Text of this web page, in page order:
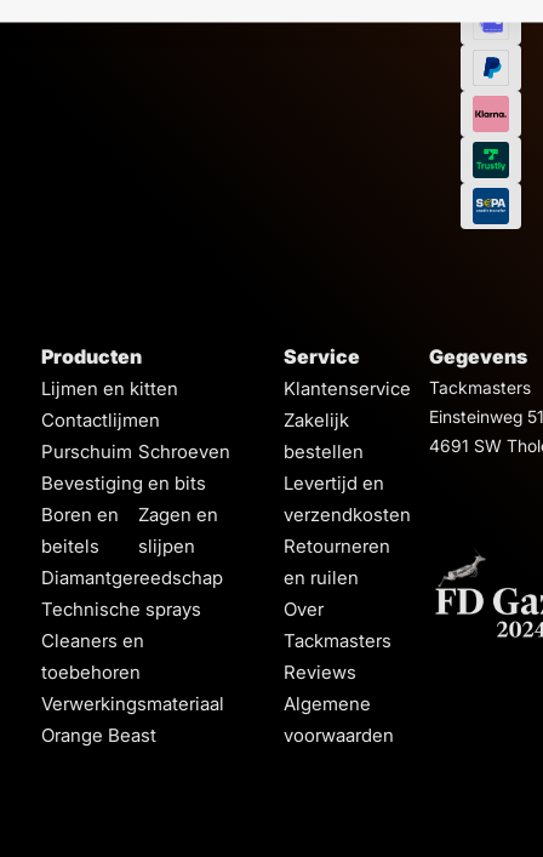
Producten
Lijmen en kitten
Contactlijmen
Purschuim Schroeven
Bevestiging en bits
Boren en
beitels
Zagen en
slijpen
Diamantgereedschap
Technische sprays
Cleaners en
toebehoren
Verwerkingsmateriaal
Orange Beast
Service
Klantenservice
Zakelijk
bestellen
Levertijd en
verzendkosten
Retourneren
en ruilen
Over
Tackmasters
Reviews
Algemene
voorwaarden
Gegevens
Tackmasters
Einsteinweg 51
4691 SW